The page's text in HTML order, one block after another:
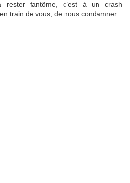
fantôme, c’est à un crash
train de vous, de nous condamner.